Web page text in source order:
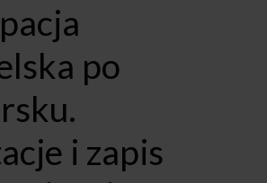
po
i zapis